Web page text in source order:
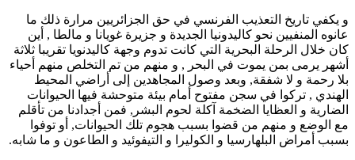
و يكفي تاريخ التعذيب الفرنسي في حق الجزائريين مرارة ذلك ما
عانوه المنفيين نحو كاليدونيا الجديدة و جزيرة غويانا و مالطا , أين
كان خلال الرحلة البحرية التي كانت تدوم وجهة كاليدنويا تقريبا ثلاثة
أشهر يرمى بمن يموت في البحر , و منهم من تم التخلص منهم أحياء
بلا رحمة و لا شفقة, وبعد وصول المجاهدين إلى أراضي المحيط
الهندي , تركوا في سجن مفتوح أمام بيئة متوحشة فيها الحيوانات
الضارية و العظايا الضخمة آكلة لحوم البشر, فمن أجدادنا من تأقلم
مع الوضع و منهم من قضوا بسبب هجوم تلك الحيوانات, أو توفوا
بسبب أمراض البلهارسيا و الكوليرا و التيفوئيد و الطاعون و ما شابه.